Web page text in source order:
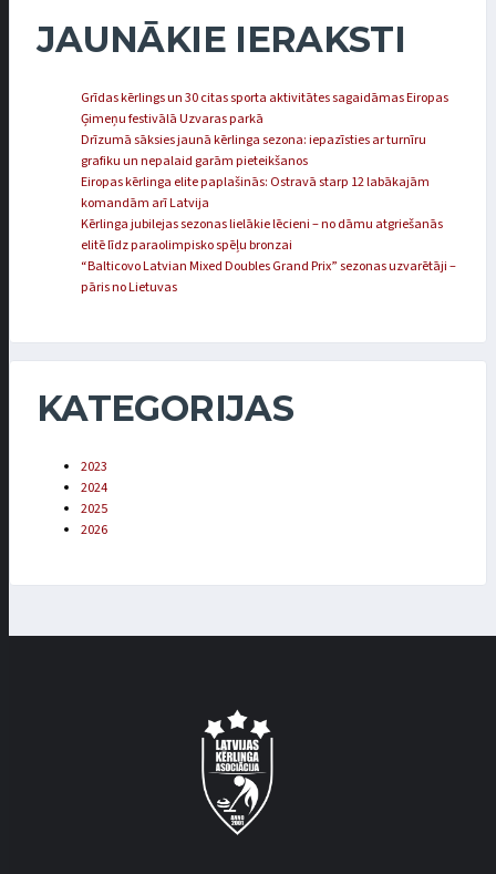
JAUNĀKIE IERAKSTI
Grīdas kērlings un 30 citas sporta aktivitātes sagaidāmas Eiropas
Ģimeņu festivālā Uzvaras parkā
Drīzumā sāksies jaunā kērlinga sezona: iepazīsties ar turnīru
grafiku un nepalaid garām pieteikšanos
Eiropas kērlinga elite paplašinās: Ostravā starp 12 labākajām
komandām arī Latvija
Kērlinga jubilejas sezonas lielākie lēcieni – no dāmu atgriešanās
elitē līdz paraolimpisko spēļu bronzai
“Balticovo Latvian Mixed Doubles Grand Prix” sezonas uzvarētāji –
pāris no Lietuvas
KATEGORIJAS
2023
2024
2025
2026